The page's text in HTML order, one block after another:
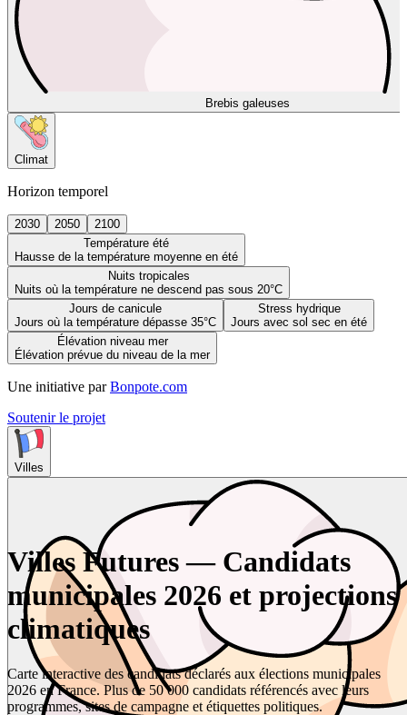
Brebis galeuses
Climat
Horizon temporel
2030 2050
2100
Température été
Hausse de la température moyenne en été
Nuits tropicales
Nuits où la température ne descend pas sous 20°C
Jours de canicule
Jours où la température dépasse 35°C
Stress hydrique
Jours avec sol sec en été
Élévation niveau mer
Élévation prévue du niveau de la mer
Une initiative par Bonpote.com
Soutenir le projet
Villes
Villes Futures — Candidats
municipales 2026 et projections
climatiques
Carte interactive des candidats déclarés aux élections municipales
2026 en France. Plus de 50 000 candidats référencés avec leurs
programmes, sites de campagne et étiquettes politiques.